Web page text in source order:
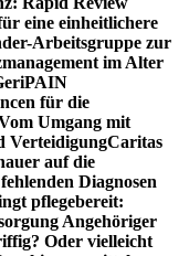
eine einheitlichere
Arbeitsgruppe zur
im Alter
für die
Umgang mit
VerteidigungCaritas
auf die
Diagnosen
pflegebereit:
Angehöriger
Oder vielleicht